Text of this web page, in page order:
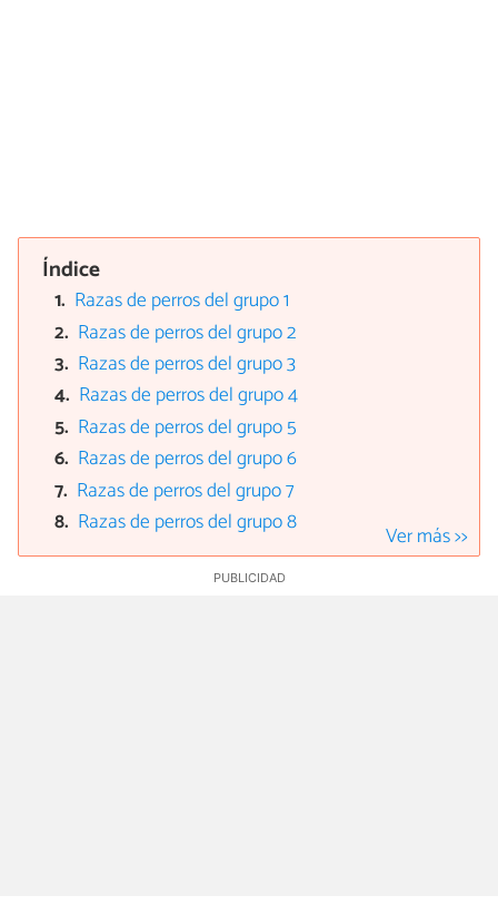
Índice
Razas de perros del grupo 1
Razas de perros del grupo 2
Razas de perros del grupo 3
Razas de perros del grupo 4
Razas de perros del grupo 5
Razas de perros del grupo 6
Razas de perros del grupo 7
Razas de perros del grupo 8
Ver más >>